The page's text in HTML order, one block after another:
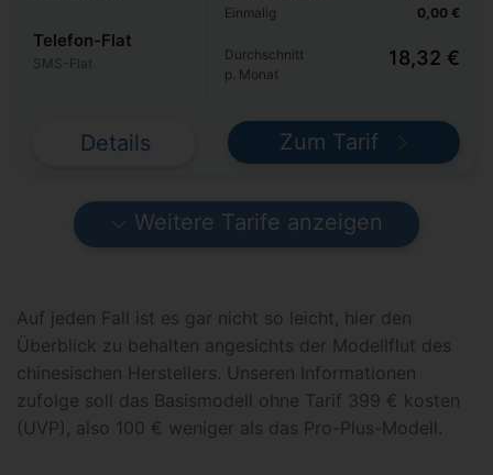
Telefon-Flat
SMS-Flat
Einmalig
0,00 €
Durchschnitt
p. Monat
18,32 €
Details Zum Tarif
Weitere Tarife anzeigen
Auf jeden Fall ist es gar nicht so leicht, hier den
Überblick zu behalten angesichts der Modellflut des
chinesischen Herstellers. Unseren Informationen
zufolge soll das Basismodell ohne Tarif 399 € kosten
(UVP), also 100 € weniger als das Pro-Plus-Modell.